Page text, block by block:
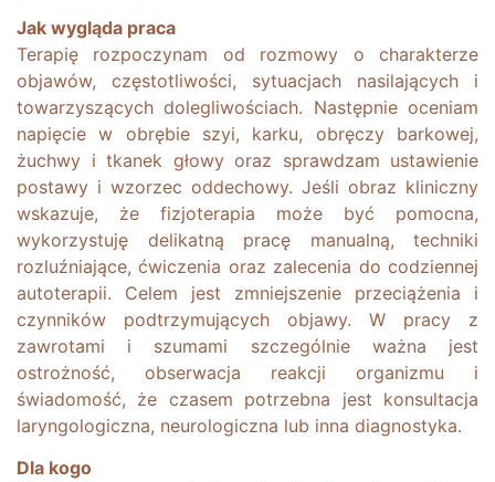
Jak wygląda praca
Terapię rozpoczynam od rozmowy o charakterze
objawów, częstotliwości, sytuacjach nasilających i
towarzyszących dolegliwościach. Następnie oceniam
napięcie w obrębie szyi, karku, obręczy barkowej,
żuchwy i tkanek głowy oraz sprawdzam ustawienie
postawy i wzorzec oddechowy. Jeśli obraz kliniczny
wskazuje, że fizjoterapia może być pomocna,
wykorzystuję delikatną pracę manualną, techniki
rozluźniające, ćwiczenia oraz zalecenia do codziennej
autoterapii. Celem jest zmniejszenie przeciążenia i
czynników podtrzymujących objawy. W pracy z
zawrotami i szumami szczególnie ważna jest
ostrożność, obserwacja reakcji organizmu i
świadomość, że czasem potrzebna jest konsultacja
laryngologiczna, neurologiczna lub inna diagnostyka.
Dla kogo